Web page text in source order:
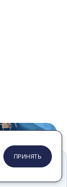
ПРИНЯТЬ